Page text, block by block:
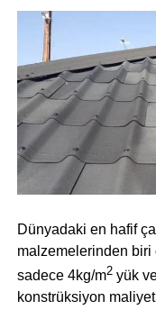
Dünyadaki en hafif
malzemelerinden biri
sadece 4kg/m2yük
konstrüksiyon